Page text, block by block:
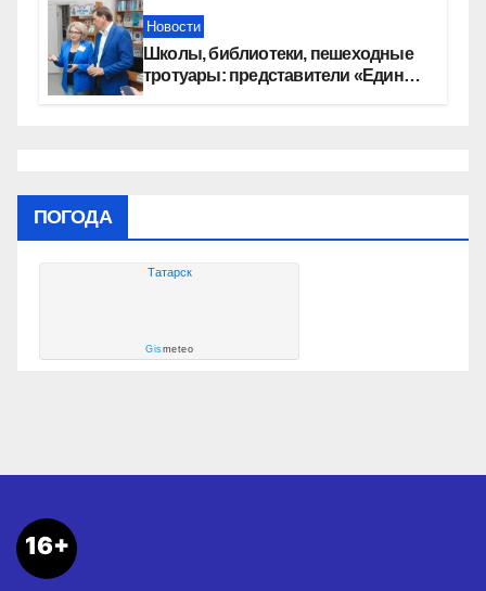
Новости
Школы, библиотеки, пешеходные
тротуары: представители «Единой
ПОГОДА
Татарск
Gismeteo
16+